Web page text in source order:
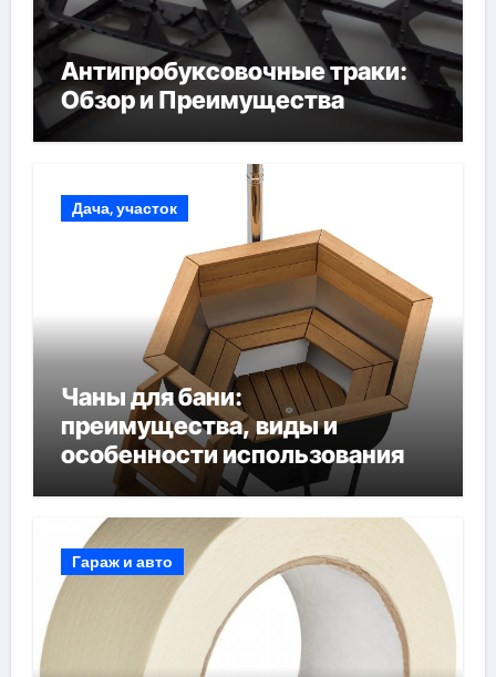
Антипробуксовочные траки:
Обзор и Преимущества
Дача, участок
Чаны для бани:
преимущества, виды и
особенности использования
Гараж и авто